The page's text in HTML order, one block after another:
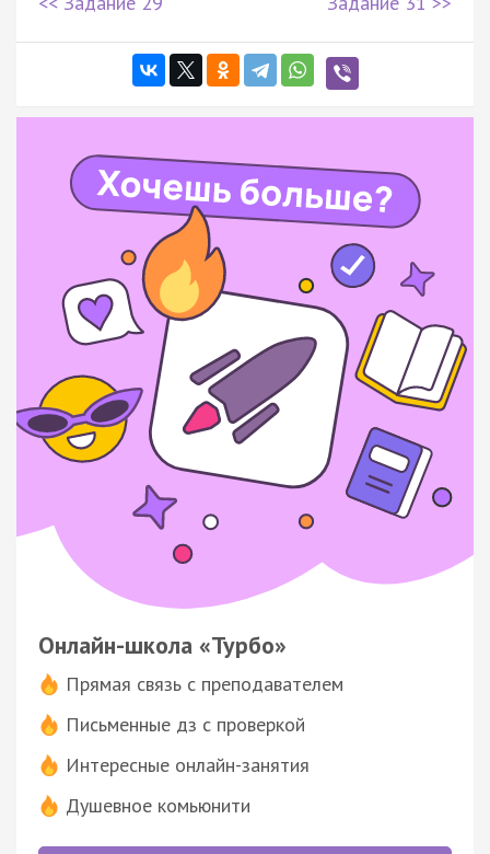
Онлайн-школа «Турбо»
Прямая связь с преподавателем
Письменные дз с проверкой
Интересные онлайн-занятия
Душевное комьюнити